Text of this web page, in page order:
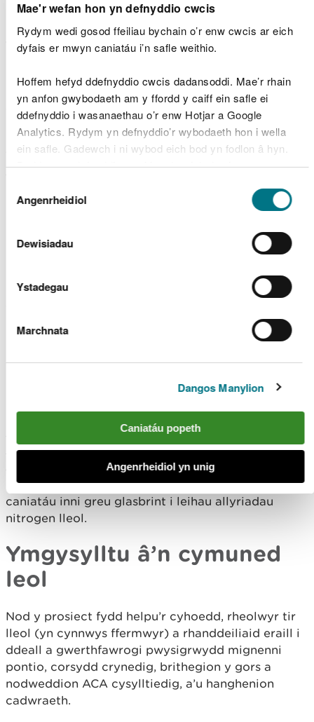
Mae'r wefan hon yn defnyddio cwcis
Rydym wedi gosod ffeiliau bychain o’r enw cwcis ar eich
dyfais er mwyn caniatáu i’n safle weithio.
Hoffem hefyd ddefnyddio cwcis dadansoddi. Mae’r rhain
yn anfon gwybodaeth am y ffordd y caiff ein safle ei
ddefnyddio i wasanaethau o’r enw Hotjar a Google
Analytics. Rydym yn defnyddio’r wybodaeth hon i wella
ein safle. Gadewch i ni wybod eich bod yn fodlon â hyn.
Byddwn yn defnyddio cwci i gadw eich dewis.
Gellirdarllen mwy am ein cwcis cyn i chi ddewis.
Caniatâd
Angenrheidiol
Dewisiadau
Ystadegau
Marchnata
Dangos Manylion
Caniatáu popeth
Angenrheidiol yn unig
Rheoli cadwraeth er budd britheg y gors sydd dan
fygythiad.
Byddwn yn rheoli ac yn cael gwared o
rywogaethau goresgynnol sy’n gwneud niwed i’r
cynefin er mwyn rhoi hwb i boblogaeth britheg y
gors.
Trwy osod tua 65 cilometr o ffensys a seilwaith
draws y dirwedd ehangach sy’n ategu’r gwlyptir er
mwyn cynnal poblogaethau’r gloÿnnod byw.
Paratoi at y dyfodol drwy rannu
Byddwn yn hyrwyddo ac yn lledaenu
rwydweithio, a thrwy ddatblygu a chyhoeddi
llawlyfr arferion gorau ar gyfer rheoli mignenni
Lliniaru newid hinsawdd
Bydd prosiect Corsydd Crynedig yn mynd i’r afael
â’r amodau hydrolegol niweidiol ym mhob un o’r
saith safle ac yn gwella’r systemau maethynnau o’r
awyr, o ddŵr wyneb ac o ddŵr daear, gan gynnwys
datblygu cynlluniau Gweithredu Nitrogen a fydd yn
caniatáu inni greu glasbrint i leihau allyriadau
nitrogen lleol.
Ymgysylltu â’n cymuned
leol
Nod y prosiect fydd helpu’r cyhoedd, rheolwyr tir
lleol (yn cynnwys ffermwyr) a rhanddeiliaid eraill i
ddeall a gwerthfawrogi pwysigrwydd mignenni
pontio, corsydd crynedig, brithegion y gors a
nodweddion ACA cysylltiedig, a’u hanghenion
cadwraeth.